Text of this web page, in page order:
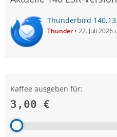
Thunderbird
Thunder 22. Juli 2026
Kaffee ausgeben für:
3,00 €